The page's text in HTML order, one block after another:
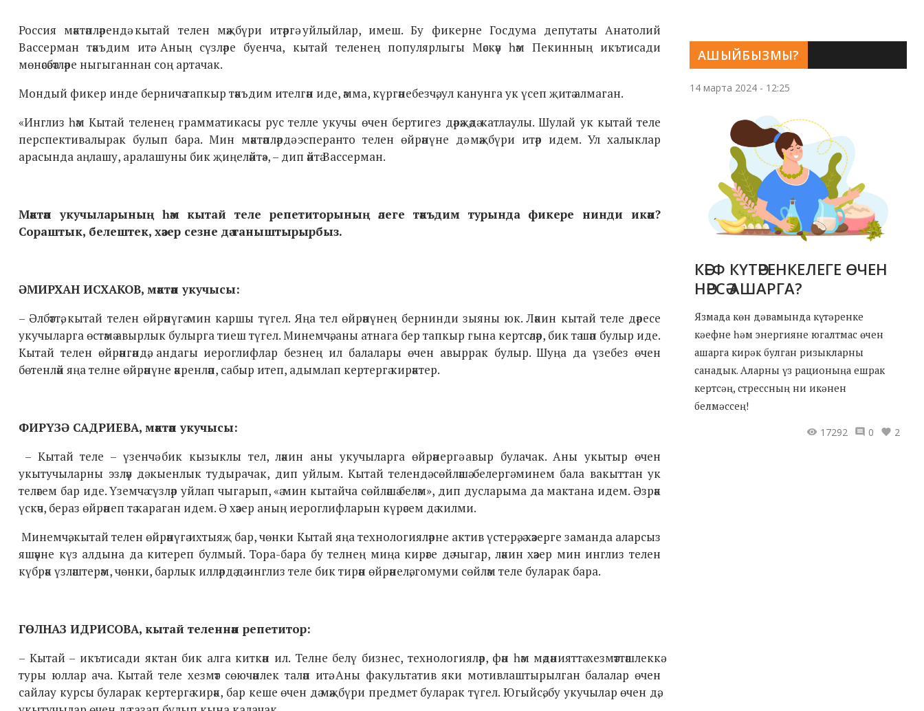
Россия мәктәпләрендә кытай телен мәҗбүри итәргә уйлыйлар, имеш. Бу фикерне Госдума депутаты Анатолий
Вассерман тәкъдим итә. Аның сүзләре буенча, кытай теленең популярлыгы Мәскәү һәм Пекинның икътисади
мөнәсәбәтләре ныгыганнан соң артачак.
Мондый фикер инде берничә тапкыр тәкъдим ителгән иде, әмма, күргәнебезчә, ул канунга ук үсеп җитә алмаган.
«Инглиз һәм Кытай теленең грамматикасы рус телле укучы өчен бертигез дәрәҗәдә катлаулы. Шулай ук кытай теле
перспективалырак булып бара. Мин мәктәпләрдә эсперанто телен өйрәнүне дә мәҗбүри итәр идем. Ул халыклар
арасында аңлашу, аралашуны бик җиңеләйтә», – дип әйтә Вассерман.
Мәктәп укучыларының һәм кытай теле репетиторының әлеге тәкъдим турында фикере нинди икән?
Сораштык, белештек, хәзер сезне дә таныштырырбыз.
ӘМИРХАН ИСХАКОВ, мәктәп укучысы:
– Әлбәттә, кытай телен өйрәнүгә мин каршы түгел. Яңа тел өйрәнүнең бернинди зыяны юк. Ләкин кытай теле дәресе
укучыларга өстәмә авырлык булырга тиеш түгел. Минемчә, аны атнага бер тапкыр гына кертсәләр, бик тә шәп булыр иде.
Кытай телен өйрәнгәндә, андагы иероглифлар безнең ил балалары өчен авыррак булыр. Шуңа да үзебез өчен
бөтенләй яңа телне өйрәнүне әкренләп, сабыр итеп, адымлап кертергә кирәктер.
ФИРҮЗӘ САДРИЕВА, мәктәп укучысы:
– Кытай теле – үзенчә бик кызыклы тел, ләкин аны укучыларга өйрәнергә авыр булачак. Аны укытыр өчен
укытучыларны эзләү дә кыенлык тудырачак, дип уйлым. Кытай телендә сөйләшә белергә минем бала вакыттан ук
теләгем бар иде. Үземчә сүзләр уйлап чыгарып, «ә мин кытайча сөйләшә беләм», дип дусларыма да мактана идем. Әзрәк
үскәч, бераз өйрәнеп тә караган идем. Ә хәзер аның иероглифларын күрәсем дә килми.
Минемчә, кытай телен өйрәнүгә ихтыяҗ бар, чөнки Кытай яңа технологияләрне актив үстерә, ә хәзерге заманда аларсыз
яшәүне күз алдына да китереп булмый. Тора-бара бу телнең миңа кирәге дә чыгар, ләкин хәзер мин инглиз телен
күбрәк үзләштерәм, чөнки, барлык илләрдә дә инглиз теле бик тирән өйрәнелә, гомуми сөйләм теле буларак бара.
ГӨЛНАЗ ИДРИСОВА, кытай теленнән репетитор:
– Кытай – икътисади яктан бик алга киткән ил. Телне белү бизнес, технологияләр, фән һәм мәдәнияттә хезмәттәшлеккә
туры юллар ача. Кытай теле хезмәт сөючәнлек таләп итә. Аны факультатив яки мотивлаштырылган балалар өчен
сайлау курсы буларак кертергә кирәк, бар кеше өчен дә мәҗбүри предмет буларак түгел. Югыйсә, бу укучылар өчен дә,
АШЫЙБЫЗМЫ?
14 марта 2024 - 12:25
КӘЕФ КҮТӘРЕНКЕЛЕГЕ ӨЧЕН
НӘРСӘ АШАРГА?
Язмада көн дәвамында күтәренке
кәефне һәм энергияне югалтмас өчен
ашарга кирәк булган ризыкларны
санадык. Аларны үз рационыңа ешрак
кертсәң, стрессның ни икәнен
белмәссең!
17292
0 2